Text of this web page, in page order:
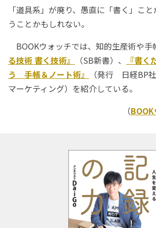
「道具系」が廃り、愚直に「書く」こ
うことかもしれない。
BOOKウォッチでは、知的生産術や手
る技術 書く技術』
（SB新書）、
『書
う 手帳＆ノート術』
（発行 日経BP
マーケティング）を紹介している。
（